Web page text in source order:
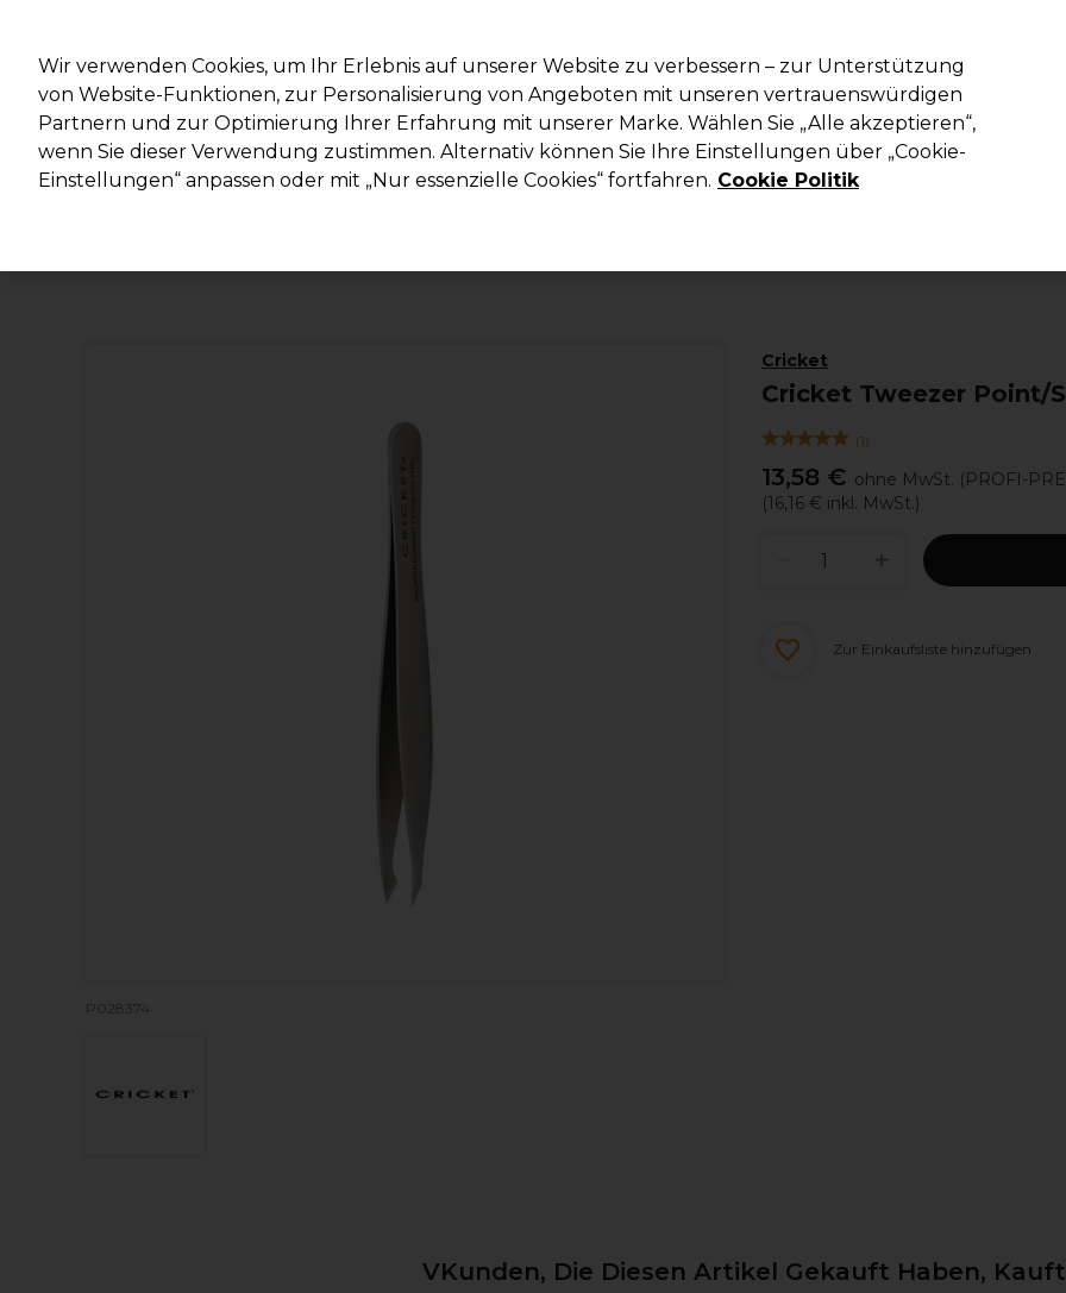
Suchen
Marken Deals Haare Elektrogeräte Saloneinrichtung Kosmetik Herrenfriseur Inspiration Die Professional
Lieferung und Lieferzeiten
Cricket
Cricket Tweezer Point/
(1)
13,58 € ohne MwSt. (PROFI-
(16,16 € inkl. MwSt.)
P028374
Zur Einkaufsliste hinzufügen
VKunden, Die Diesen Artikel Gekauft Haben,
Wir verwenden Cookies, um Ihr Erlebnis auf unserer Website zu verbessern – zur Unterstützung
von Website-Funktionen, zur Personalisierung von Angeboten mit unseren vertrauenswürdigen
Partnern und zur Optimierung Ihrer Erfahrung mit unserer Marke. Wählen Sie „Alle akzeptieren“,
wenn Sie dieser Verwendung zustimmen. Alternativ können Sie Ihre Einstellungen über „Cookie-
Einstellungen“ anpassen oder mit „Nur essenzielle Cookies“ fortfahren. Cookie Politik